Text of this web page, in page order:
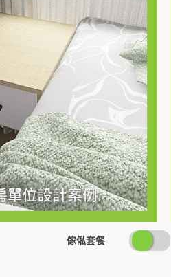
傢俬套餐
SWITCH
PRICING